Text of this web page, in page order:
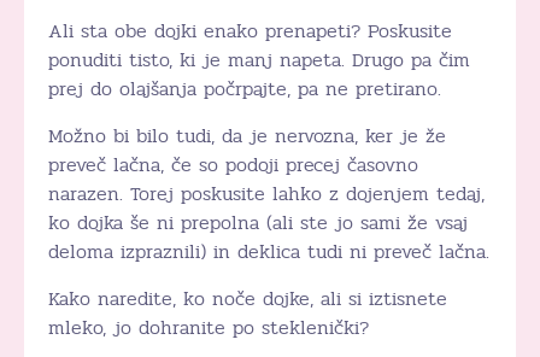
Ali sta obe dojki enako prenapeti? Poskusite
ponuditi tisto, ki je manj napeta. Drugo pa čim
prej do olajšanja počrpajte, pa ne pretirano.
Možno bi bilo tudi, da je nervozna, ker je že
preveč lačna, če so podoji precej časovno
narazen. Torej poskusite lahko z dojenjem tedaj,
ko dojka še ni prepolna (ali ste jo sami že vsaj
deloma izpraznili) in deklica tudi ni preveč lačna.
Kako naredite, ko noče dojke, ali si iztisnete
mleko, jo dohranite po steklenički?